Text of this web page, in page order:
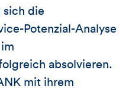
sich die
Potenzial-Analyse
absolvieren.
mit ihrem